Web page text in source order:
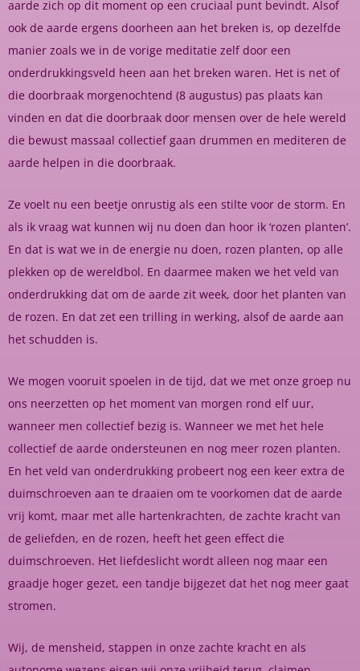
aarde zich op dit moment op een cruciaal punt bevindt. Alsof
ook de aarde ergens doorheen aan het breken is, op dezelfde
manier zoals we in de vorige meditatie zelf door een
onderdrukkingsveld heen aan het breken waren. Het is net of
die doorbraak morgenochtend (8 augustus) pas plaats kan
vinden en dat die doorbraak door mensen over de hele wereld
die bewust massaal collectief gaan drummen en mediteren de
aarde helpen in die doorbraak.
Ze voelt nu een beetje onrustig als een stilte voor de storm. En
als ik vraag wat kunnen wij nu doen dan hoor ik ‘rozen planten’.
En dat is wat we in de energie nu doen, rozen planten, op alle
plekken op de wereldbol. En daarmee maken we het veld van
onderdrukking dat om de aarde zit week, door het planten van
de rozen. En dat zet een trilling in werking, alsof de aarde aan
het schudden is.
We mogen vooruit spoelen in de tijd, dat we met onze groep nu
ons neerzetten op het moment van morgen rond elf uur,
wanneer men collectief bezig is. Wanneer we met het hele
collectief de aarde ondersteunen en nog meer rozen planten.
En het veld van onderdrukking probeert nog een keer extra de
duimschroeven aan te draaien om te voorkomen dat de aarde
vrij komt, maar met alle hartenkrachten, de zachte kracht van
de geliefden, en de rozen, heeft het geen effect die
duimschroeven. Het liefdeslicht wordt alleen nog maar een
graadje hoger gezet, een tandje bijgezet dat het nog meer gaat
stromen.
Wij, de mensheid, stappen in onze zachte kracht en als